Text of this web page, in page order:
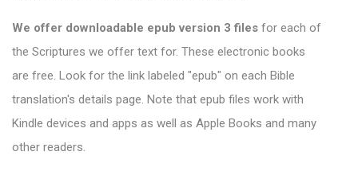
We offer downloadable epub version 3 files for each of
the Scriptures we offer text for. These electronic books
are free. Look for the link labeled "epub" on each Bible
translation's details page. Note that epub files work with
Kindle devices and apps as well as Apple Books and many
other readers.